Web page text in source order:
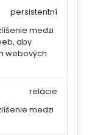
medzi
aby
webových
persistentní
medzi
relácie